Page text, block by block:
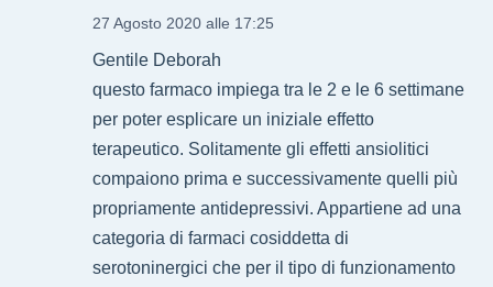
27 Agosto 2020 alle 17:25
Gentile Deborah
questo farmaco impiega tra le 2 e le 6 settimane
per poter esplicare un iniziale effetto
terapeutico. Solitamente gli effetti ansiolitici
compaiono prima e successivamente quelli più
propriamente antidepressivi. Appartiene ad una
categoria di farmaci cosiddetta di
serotoninergici che per il tipo di funzionamento